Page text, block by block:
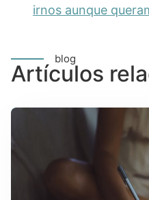
irnos aunque
blog
Artículos